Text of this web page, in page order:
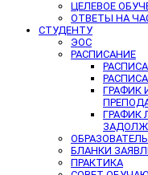
ЦЕЛЕВОЕ
ОТВЕТЫ НА
СТУДЕНТУ
ЭОС
РАСПИСАНИЕ
ГРАФИК
ГРАФИК
БЛАНКИ
ПРАКТИКА